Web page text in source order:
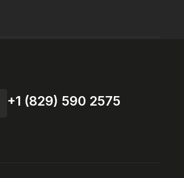
+1 (829) 590 2575